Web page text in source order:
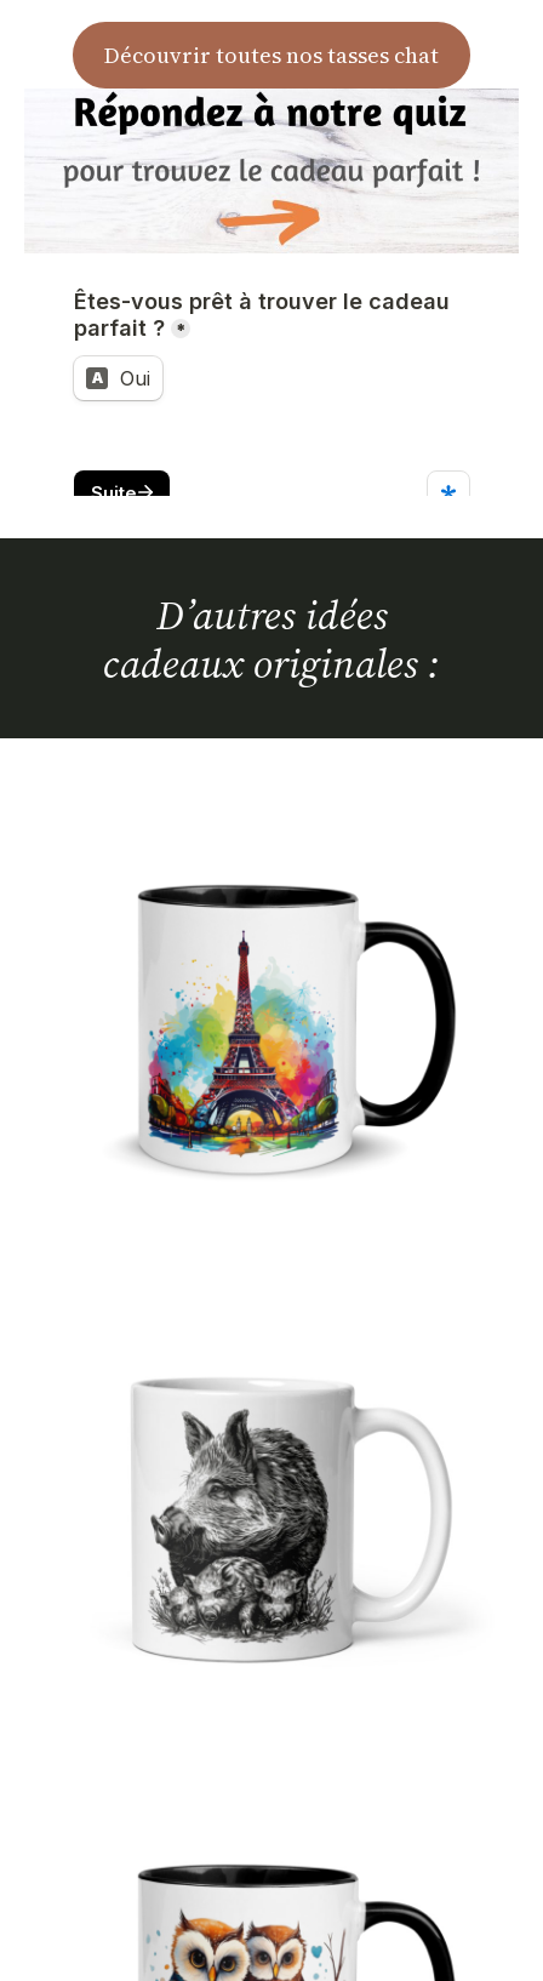
Découvrir toutes nos tasses chat
D’autres idées
cadeaux originales :